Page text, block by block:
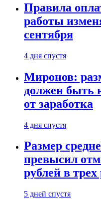
Правила
работы
сентября
4 дня спустя
Миронов:
должен быть
от заработка
4 дня спустя
Размер
превысил
рублей в
5 дней спустя